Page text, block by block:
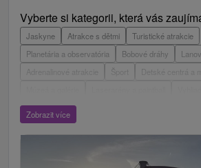
Vyberte si kategorii, která vás
Jaskyne Atrakce s dětmi
Turistické atrakcie
Planetária a observatória
Bobové dráhy
Adrenalinové atrakcie
Detské centrá a
ZOO a zvieracie farmy
Hrady, zámky, zrúcaniny
Technické pamiatky
Zobrazit více